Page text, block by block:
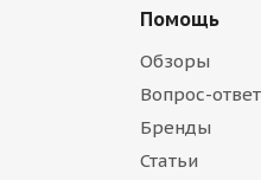
Помощь
Обзоры
Вопрос-ответ
Бренды
Статьи